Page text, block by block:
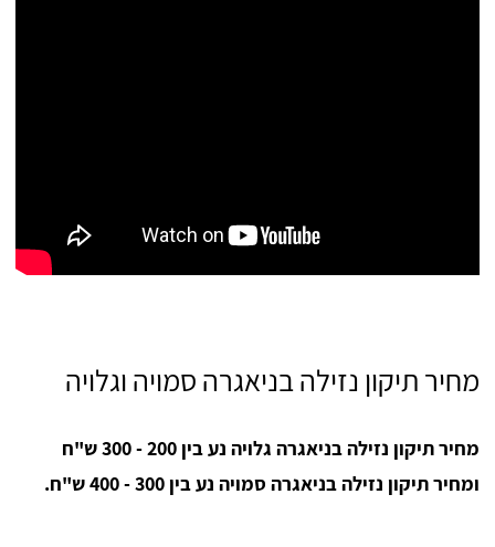
מחיר תיקון נזילה בניאגרה סמויה וגלויה
מחיר תיקון נזילה בניאגרה גלויה נע בין 200 - 300 ש"ח
ומחיר תיקון נזילה בניאגרה סמויה נע בין 300 - 400 ש"ח.